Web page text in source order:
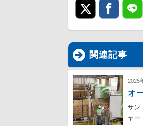
関連記事
2025
オ
サン
ヤー